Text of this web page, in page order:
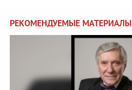
РЕКОМЕНДУЕМЫЕ МАТЕРИАЛЫ